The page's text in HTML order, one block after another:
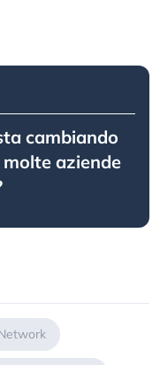
cambiando
aziende